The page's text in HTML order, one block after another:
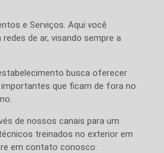
e Serviços. Aqui você
de ar, visando sempre a
busca oferecer
que ficam de fora no
de nossos canais para um
treinados no exterior em
em contato conosco.